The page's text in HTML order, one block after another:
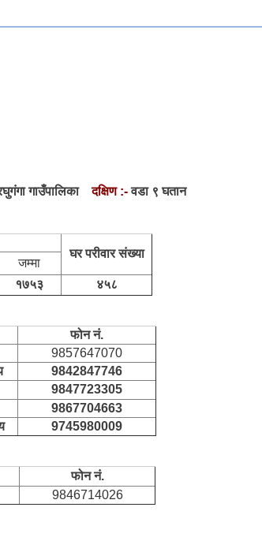
गाउँपालिकादक्षिण :-वडा ९ घतान
घर परीवार संख्या
जम्मा
१७५३ ४५८
फोन नं.
9857647070
9842847746
9847723305
9867704663
9745980009
फोन नं.
9846714026